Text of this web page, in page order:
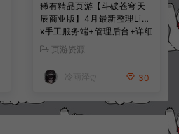
稀有精品页游【斗破苍穹天
辰商业版】4月最新整理Linu
x手工服务端+管理后台+详细
外网搭建教程
页游资源
冷雨泽ღ 30